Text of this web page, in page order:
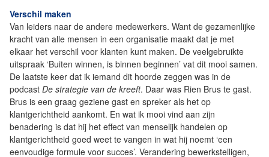
Verschil maken
Van leiders naar de andere medewerkers. Want de gezamenlijke
kracht van alle mensen in een organisatie maakt dat je met
elkaar het verschil voor klanten kunt maken. De veelgebruikte
uitspraak ‘Buiten winnen, is binnen beginnen’ vat dit mooi samen.
De laatste keer dat ik iemand dit hoorde zeggen was in de
podcast De strategie van de kreeft. Daar was Rien Brus te gast.
Brus is een graag geziene gast en spreker als het op
klantgerichtheid aankomt. En wat ik mooi vind aan zijn
benadering is dat hij het effect van menselijk handelen op
klantgerichtheid goed weet te vangen in wat hij noemt ‘een
eenvoudige formule voor succes’. Verandering bewerkstelligen,